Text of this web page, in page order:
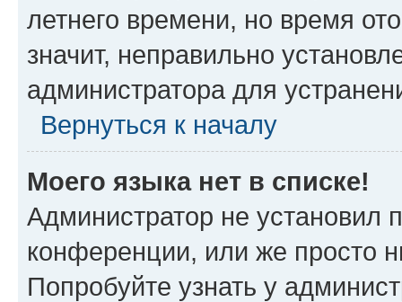
летнего времени, но время
значит, неправильно
администратора для
Вернуться к началу
Моего языка нет в списке!
Администратор не установил
конференции, или же просто
Попробуйте узнать у